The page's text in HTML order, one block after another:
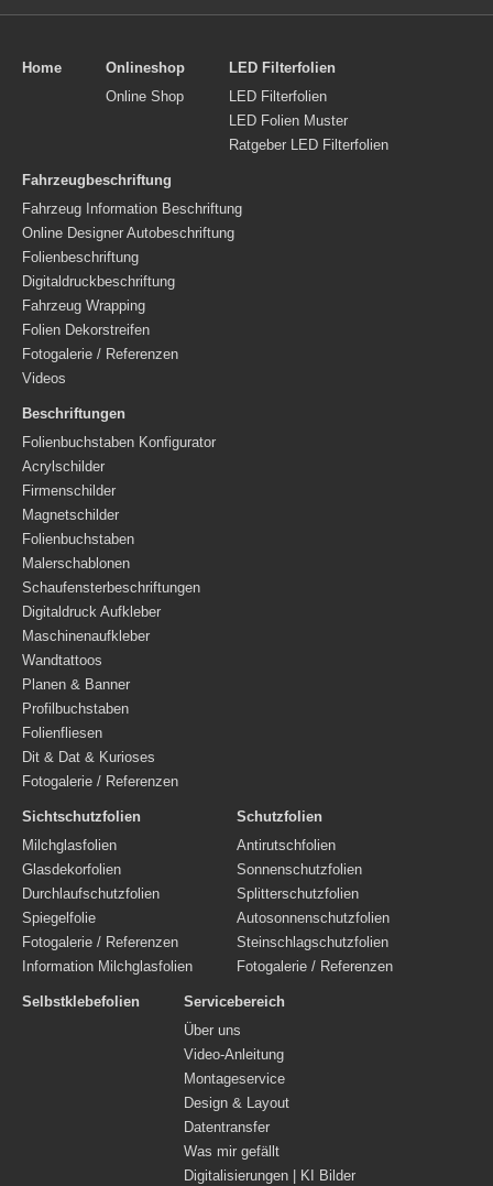
Home
Onlineshop
Online Shop
LED Filterfolien
LED Filterfolien
LED Folien Muster
Ratgeber LED Filterfolien
Fahrzeugbeschriftung
Fahrzeug Information Beschriftung
Online Designer Autobeschriftung
Folienbeschriftung
Digitaldruckbeschriftung
Fahrzeug Wrapping
Folien Dekorstreifen
Fotogalerie / Referenzen
Videos
Beschriftungen
Folienbuchstaben Konfigurator
Acrylschilder
Firmenschilder
Magnetschilder
Folienbuchstaben
Malerschablonen
Schaufensterbeschriftungen
Digitaldruck Aufkleber
Maschinenaufkleber
Wandtattoos
Planen & Banner
Profilbuchstaben
Folienfliesen
Dit & Dat & Kurioses
Fotogalerie / Referenzen
Sichtschutzfolien
Milchglasfolien
Glasdekorfolien
Durchlaufschutzfolien
Spiegelfolie
Fotogalerie / Referenzen
Information Milchglasfolien
Schutzfolien
Antirutschfolien
Sonnenschutzfolien
Splitterschutzfolien
Autosonnenschutzfolien
Steinschlagschutzfolien
Fotogalerie / Referenzen
Selbstklebefolien
Servicebereich
Über uns
Video-Anleitung
Montageservice
Design & Layout
Datentransfer
Was mir gefällt
Digitalisierungen | KI Bilder